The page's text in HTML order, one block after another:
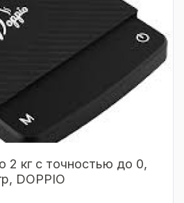
2 кг с точностью до 0,
DOPPIO